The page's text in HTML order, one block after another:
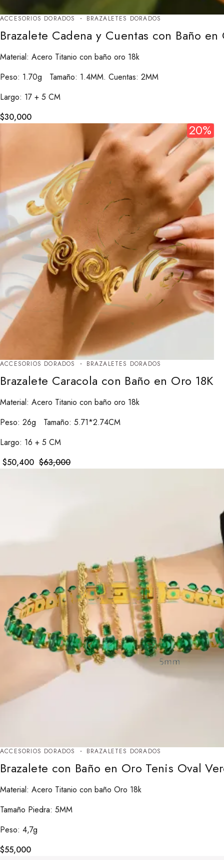
ACCESORIOS DORADOS BRAZALETES DORADOS
Brazalete Cadena y Cuentas con Baño
Material: Acero Titanio con baño oro 18k
Peso: 1.70g Tamaño: 1.4MM. Cuentas: 2MM
Largo: 17 + 5 CM
$30,000
20%
ACCESORIOS DORADOS BRAZALETES DORADOS
Brazalete Caracola con Baño en Oro 18K
Material: Acero Titanio con baño oro 18k
Peso: 26g Tamaño: 5.71*2.74CM
Largo: 16 + 5 CM
$63,000
$50,400
ACCESORIOS DORADOS BRAZALETES DORADOS
Brazalete con Baño en Oro Tenis Oval
Material: Acero Titanio con baño Oro 18k
Tamaño Piedra: 5MM
Peso: 4,7g
$55,000